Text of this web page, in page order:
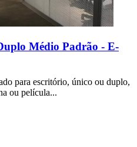
Médio Padrão - E-
para escritório, único ou duplo,
ou película...